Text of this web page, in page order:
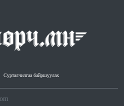
Сурталчилгаа байршуулах